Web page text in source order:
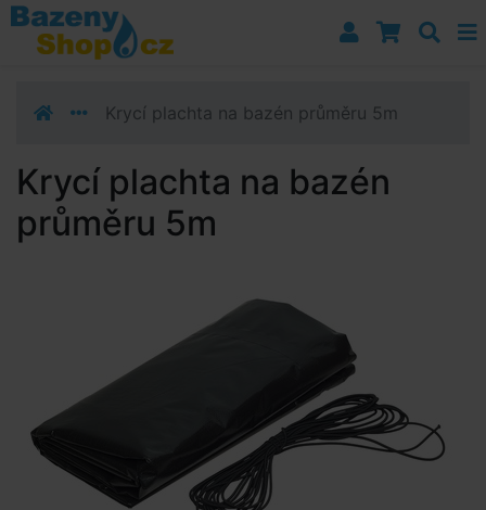
Přejít k navigaci
Přejít na obsah
Přejít k postrannímu sloupci
Krycí plachta na bazén průměru 5m
Krycí plachta na bazén
průměru 5m